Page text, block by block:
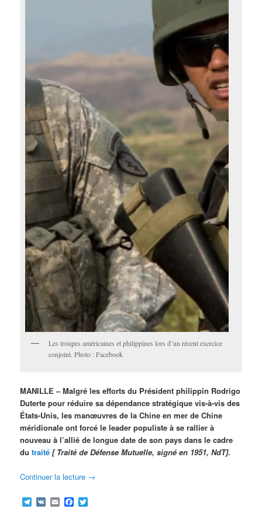
Les troupes américaines et philippines lors d’un récent exercice
conjoint. Photo : Facebook
MANILLE – Malgré les efforts du Président philippin Rodrigo
Duterte pour réduire sa dépendance stratégique vis-à-vis des
États-Unis, les manœuvres de la Chine en mer de Chine
méridionale ont forcé le leader populiste à se rallier à
nouveau à l’allié de longue date de son pays dans le cadre
dutraité [ Traité de Défense Mutuelle, signé en 1951, NdT].
Continuer la lecture →
Telegram
VK EmailFacebook